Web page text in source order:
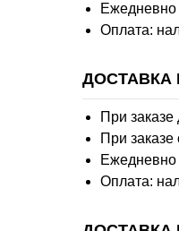
Ежедневно
Оплата:
При заказе
При заказе
Ежедневно
Оплата: